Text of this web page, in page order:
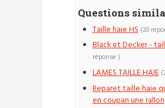
Questions
Taille haie HS (20
Black et Decker -
réponse )
LAMES TAILLE HAIE
Reparet taille haie
en coupan une